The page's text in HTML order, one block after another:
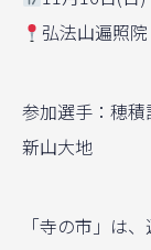
弘法山遍照
参加選手：穂
新山大地
「寺の市」は